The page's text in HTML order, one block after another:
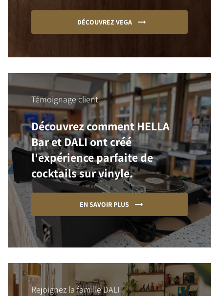
DÉCOUVREZ VEGA
Témoignage client
Découvrez comment HELLA
Bar et DALI ont créé
l'expérience parfaite de
cocktails sur vinyle.
EN SAVOIR PLUS
Rejoignez la famille DALI